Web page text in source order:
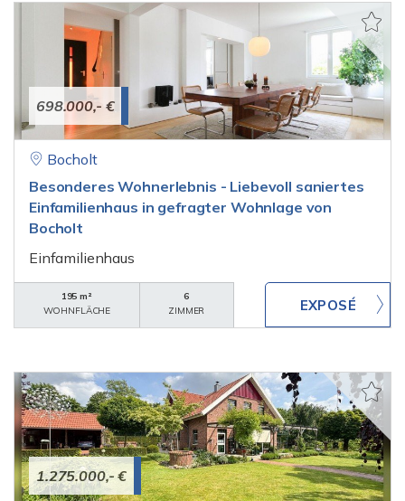
698.000,- €
Bocholt
Besonderes Wohnerlebnis - Liebevoll saniertes
Einfamilienhaus in gefragter Wohnlage von
Bocholt
Einfamilienhaus
195 m²
WOHNFLÄCHE
6
ZIMMER
1.275.000,- €